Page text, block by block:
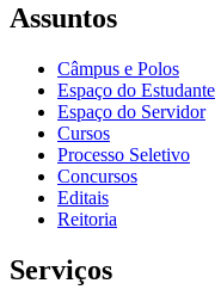
Assuntos
Câmpus e Polos
Espaço do Estudante
Espaço do Servidor
Cursos
Processo Seletivo
Concursos
Editais
Reitoria
Serviços